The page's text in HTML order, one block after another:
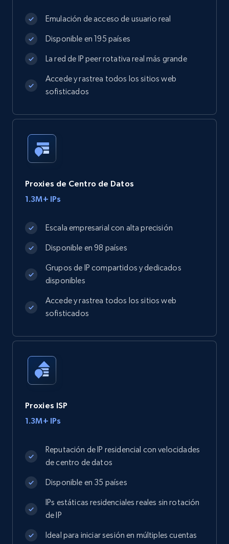
Emulación de acceso de usuario real
Disponible en 195 países
La red de IP peer rotativa real más grande
Accede y rastrea todos los sitios web
sofisticados
Proxies de Centro de Datos
1.3M+ IPs
Escala empresarial con alta precisión
Disponible en 98 países
Grupos de IP compartidos y dedicados
disponibles
Accede y rastrea todos los sitios web
sofisticados
Proxies ISP
1.3M+ IPs
Reputación de IP residencial con velocidades
de centro de datos
Disponible en 35 países
IPs estáticas residenciales reales sin rotación
de IP
Ideal para iniciar sesión en múltiples cuentas